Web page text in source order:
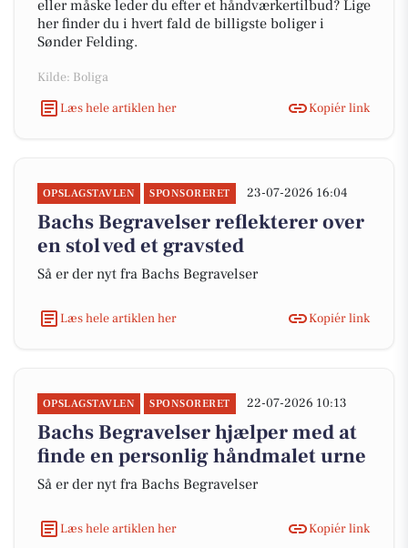
eller måske leder du efter et håndværkertilbud? Lige
her finder du i hvert fald de billigste boliger i
Sønder Felding.
Kilde: Boliga
Læs hele artiklen her
Kopiér link
OPSLAGSTAVLEN SPONSORERET 23-07-2026 16:04
Bachs Begravelser reflekterer over
en stol ved et gravsted
Så er der nyt fra Bachs Begravelser
Læs hele artiklen her Kopiér link
OPSLAGSTAVLEN SPONSORERET 22-07-2026 10:13
Bachs Begravelser hjælper med at
finde en personlig håndmalet urne
Så er der nyt fra Bachs Begravelser
Læs hele artiklen her Kopiér link